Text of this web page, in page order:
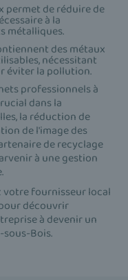
permet de réduire de
à la
métalliques.
des métaux
nécessitant
éviter la pollution.
professionnels à
dans la
la réduction de
de l'image des
de recyclage
à une gestion
fournisseur local
découvrir
à devenir un
Bois.